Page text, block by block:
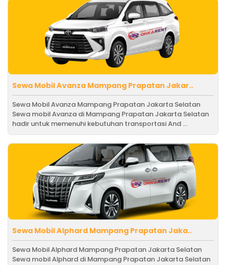
Sewa Mobil Avanza Mampang Prapatan Jakar..
Sewa Mobil Avanza Mampang Prapatan Jakarta Selatan
Sewa mobil Avanza di Mampang Prapatan Jakarta Selatan
hadir untuk memenuhi kebutuhan transportasi And ...
Sewa Mobil Alphard Mampang Prapatan Jaka..
Sewa Mobil Alphard Mampang Prapatan Jakarta Selatan
Sewa mobil Alphard di Mampang Prapatan Jakarta Selatan